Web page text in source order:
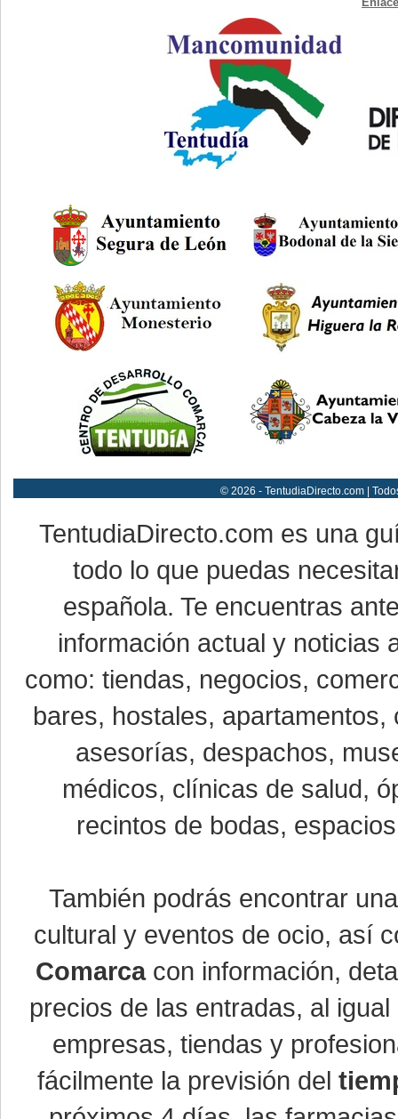
© 2026 - TentudiaDirecto.com |
TentudiaDirecto.com es una
todo lo que puedas
española. Te encuentras
información actual y noticias
como: tiendas, negocios,
bares, hostales,
asesorías, despachos,
médicos, clínicas de salud,
recintos de bodas,
También podrás encontrar
cultural y eventos de ocio, así
Comarcacon información,
precios de las entradas, al
empresas, tiendas y
fácilmente la previsión del